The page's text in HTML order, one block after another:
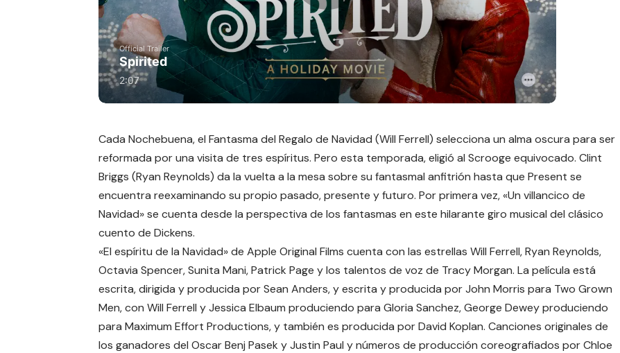
Cada Nochebuena, el Fantasma del Regalo de Navidad (Will Ferrell) selecciona un alma oscura para ser
reformada por una visita de tres espíritus. Pero esta temporada, eligió al Scrooge equivocado. Clint
Briggs (Ryan Reynolds) da la vuelta a la mesa sobre su fantasmal anfitrión hasta que Present se
encuentra reexaminando su propio pasado, presente y futuro. Por primera vez, «Un villancico de
Navidad» se cuenta desde la perspectiva de los fantasmas en este hilarante giro musical del clásico
cuento de Dickens.
«El espíritu de la Navidad» de Apple Original Films cuenta con las estrellas Will Ferrell, Ryan Reynolds,
Octavia Spencer, Sunita Mani, Patrick Page y los talentos de voz de Tracy Morgan. La película está
escrita, dirigida y producida por Sean Anders, y escrita y producida por John Morris para Two Grown
Men, con Will Ferrell y Jessica Elbaum produciendo para Gloria Sanchez, George Dewey produciendo
para Maximum Effort Productions, y también es producida por David Koplan. Canciones originales de
los ganadores del Oscar Benj Pasek y Justin Paul y números de producción coreografiados por Chloe